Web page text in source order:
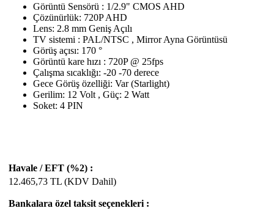
Görüntü Sensörü : 1/2.9" CMOS AHD
Çözünürlük: 720P AHD
Lens: 2.8 mm Geniş Açılı
TV sistemi : PAL/NTSC , Mirror Ayna Görüntüsü
Görüş açısı: 170 °
Görüntü kare hızı : 720P @ 25fps
Çalışma sıcaklığı: -20 -70 derece
Gece Görüş özelliği: Var (Starlight)
Gerilim: 12 Volt , Güç: 2 Watt
Soket: 4 PIN
Havale / EFT (%2) :
12.465,73 TL (KDV Dahil)
Bankalara özel taksit seçenekleri :